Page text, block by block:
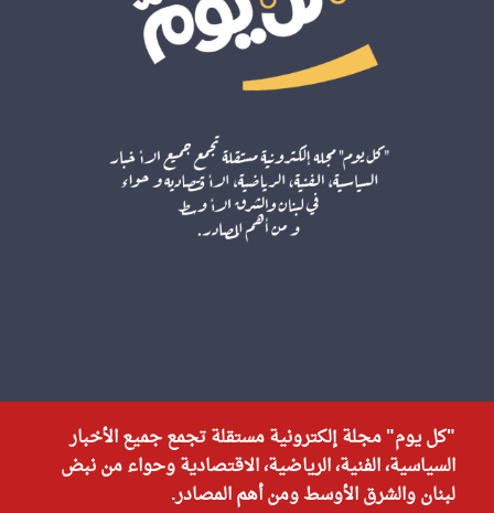
"كل يوم" مجلة إلكترونية مستقلة تجمع جميع الأخبار
السياسية، الفنية، الرياضية، الاقتصادية وحواء من نبض
لبنان والشرق الأوسط ومن أهم المصادر.